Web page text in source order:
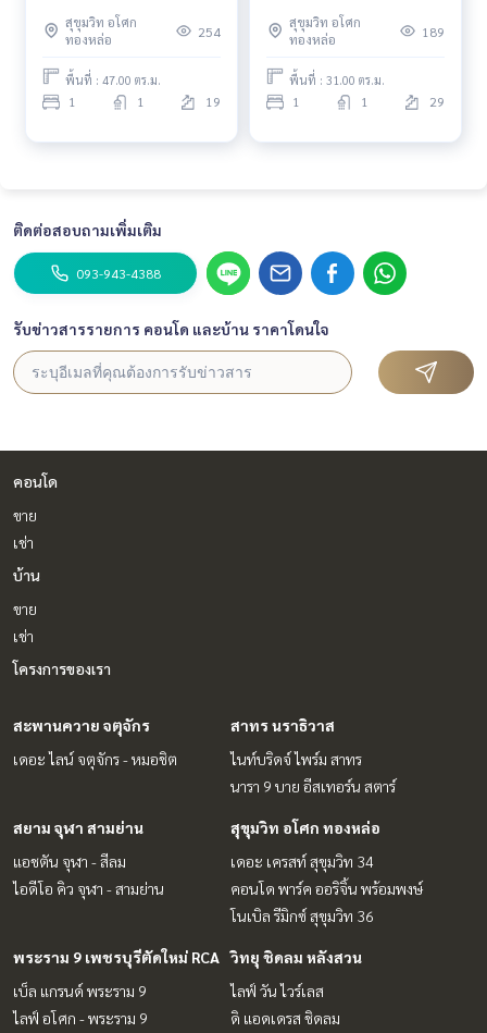
สุขุมวิท อโศก
ทองหล่อ
254
พื้นที่ : 47.00 ตร.ม.
1 1 19
สุขุมวิท อโศก
ทองหล่อ
189
พื้นที่ : 31.00 ตร.ม.
1 1 29
ติดต่อสอบถามเพิ่มเติม
093-943-4388
รับข่าวสารรายการ คอนโด และบ้าน ราคาโดนใจ
คอนโด
ขาย
เช่า
บ้าน
ขาย
เช่า
โครงการของเรา
สะพานควาย จตุจักร
เดอะ ไลน์ จตุจักร - หมอชิต
สาทร นราธิวาส
ไนท์บริดจ์ ไพร์ม สาทร
นารา 9 บาย อีสเทอร์น สตาร์
สยาม จุฬา สามย่าน
แอชตัน จุฬา - สีลม
ไอดีโอ คิว จุฬา - สามย่าน
สุขุมวิท อโศก ทองหล่อ
เดอะ เครสท์ สุขุมวิท 34
คอนโด พาร์ค ออริจิ้น พร้อมพงษ์
โนเบิล รีมิกซ์ สุขุมวิท 36
พระราม 9 เพชรบุรีตัดใหม่ RCA
เบ็ล แกรนด์ พระราม 9
ไลฟ์ อโศก - พระราม 9
วิทยุ ชิดลม หลังสวน
ไลฟ์ วัน ไวร์เลส
ดิ แอดเดรส ชิดลม